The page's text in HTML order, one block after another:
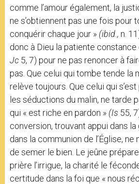
comme l’amour également, la
ne s’obtiennent pas une fois pour
conquérir chaque jour » (ibid., n.
donc à Dieu la patiente constance
Jc 5, 7) pour ne pas renoncer à
pas. Que celui qui tombe tende la
relève toujours. Que celui qui
les séductions du malin, ne tarde
qui « est riche en pardon » (Is 55,
conversion, trouvant appui dans
dans la communion de l’Église, ne
de semer le bien. Le jeûne
prière l’irrigue, la charité le
certitude dans la foi que « nous